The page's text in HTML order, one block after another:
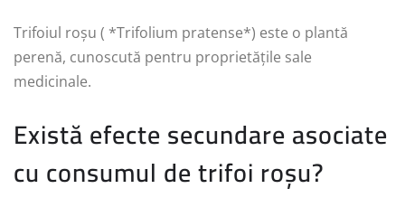
Trifoiul roșu ( *Trifolium pratense*) este o plantă
perenă, cunoscută pentru proprietățile sale
medicinale.
Există efecte secundare asociate
cu consumul de trifoi roșu?